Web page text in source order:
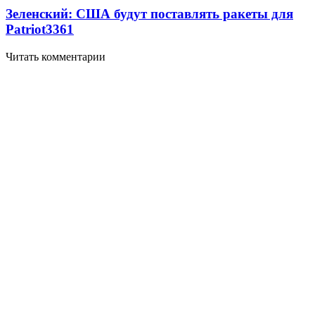
Зеленский: США будут поставлять ракеты для
Patriot3361
Читать комментарии